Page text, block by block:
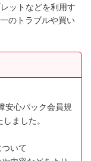
ットなどを利用す
のトラブルや買い
安心パック会員規
ました。
いて